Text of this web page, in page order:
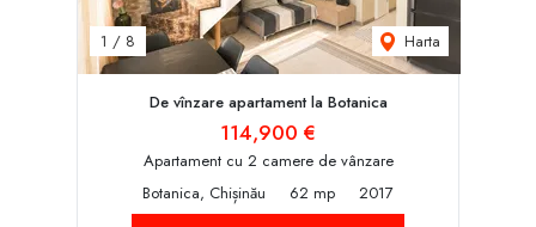
1 / 8 Harta
De vînzare apartament la Botanica
114,900 €
Apartament cu 2 camere de vânzare
Botanica, Chișinău
62 mp 2017